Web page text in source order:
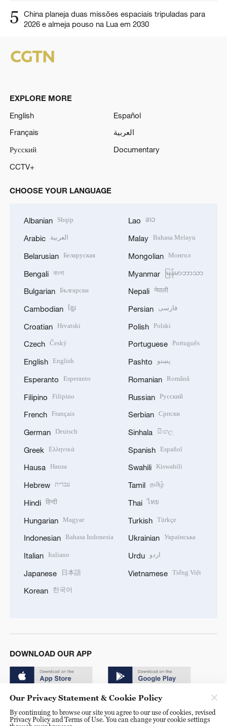
5
China planeja duas missões espaciais tripuladas para
2026 e almeja pouso na Lua em 2030
EXPLORE MORE
English
Español
Français
العربية
Русский
Documentary
CCTV+
CHOOSE YOUR LANGUAGE
Albanian Shqip
Arabic العربية
Belarusian Беларуская
Bengali বাংলা
Bulgarian Български
Cambodian ខ្មែរ
Croatian Hrvatski
Czech Český
English English
Esperanto Esperanto
Filipino Filipino
French Français
German Deutsch
Greek Ελληνικά
Hausa Hausa
Hebrew עברית
Hindi हिन्दी
Hungarian Magyar
Indonesian Bahasa Indonesia
Italian Italiano
Japanese 日本語
Korean 한국어
Lao ລາວ
Malay Bahasa Melayu
Mongolian Монгол
Myanmar မြန်မာဘာသာ
Nepali नेपाली
Persian فارسی
Polish Polski
Portuguese Português
Pashto پښتو
Romanian Română
Russian Русский
Serbian Српски
Sinhala සිංහල
Spanish Español
Swahili Kiswahili
Tamil தமிழ்
Thai ไทย
Turkish Türkçe
Ukrainian Українська
Urdu اردو
Vietnamese Tiếng Việt
DOWNLOAD OUR APP
Our Privacy Statement & Cookie Policy
By continuing to browse our site you agree to our use of cookies, revised
Privacy Policy and Terms of Use. You can change your cookie settings